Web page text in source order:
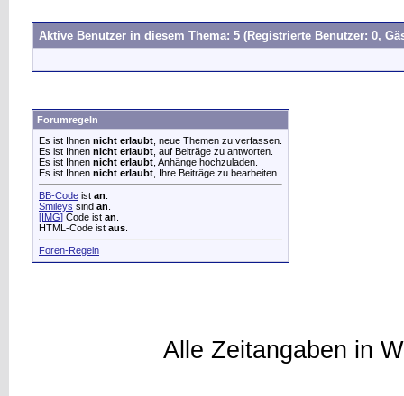
Aktive Benutzer in diesem Thema: 5 (Registrierte Benutzer: 0,
Forumregeln
Es ist Ihnen nicht erlaubt , neue Themen zu verfassen.
Es ist Ihnen nicht erlaubt , auf Beiträge zu antworten.
Es ist Ihnen nicht erlaubt , Anhänge hochzuladen.
Es ist Ihnen nicht erlaubt , Ihre Beiträge zu bearbeiten.
BB-Code ist an
Smileys sind an
[IMG] Code ist an
HTML-Code ist aus
Foren-Regeln
Alle Zeitangaben in